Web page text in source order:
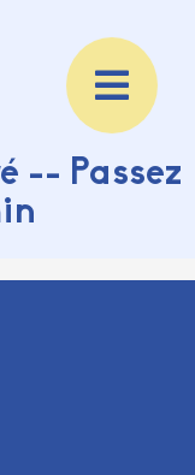
-- Passez